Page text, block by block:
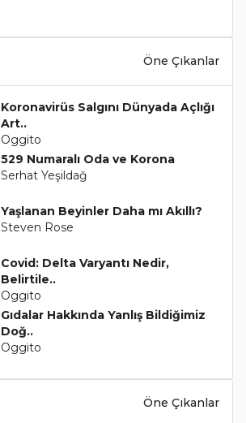
Öne Çıkanlar
Koronavirüs Salgını Dünyada Açlığı
Art..
Oggito
529 Numaralı Oda ve Korona
Serhat Yeşildağ
Yaşlanan Beyinler Daha mı Akıllı?
Steven Rose
Covid: Delta Varyantı Nedir,
Belirtile..
Oggito
Gıdalar Hakkında Yanlış Bildiğimiz
Doğ..
Oggito
Öne Çıkanlar